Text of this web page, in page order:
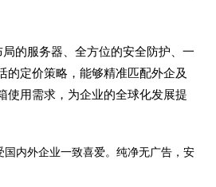
的服务器、全方位的安全防护、一
的定价策略，能够精准匹配外企及
使用需求，为企业的全球化发展提
国内外企业一致喜爱。纯净无广告，安